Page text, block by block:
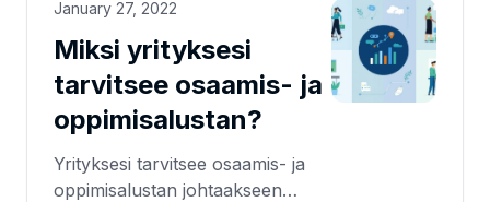
January 27, 2022
Miksi yrityksesi
tarvitsee osaamis- ja
oppimisalustan?
Yrityksesi tarvitsee osaamis- ja
oppimisalustan johtaakseen